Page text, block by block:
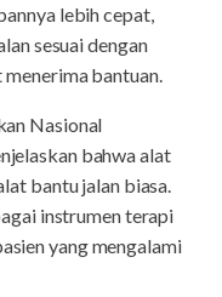
lebih cepat,
sesuai dengan
menerima bantuan.
Nasional
bahwa alat
bantu jalan biasa.
instrumen terapi
yang mengalami